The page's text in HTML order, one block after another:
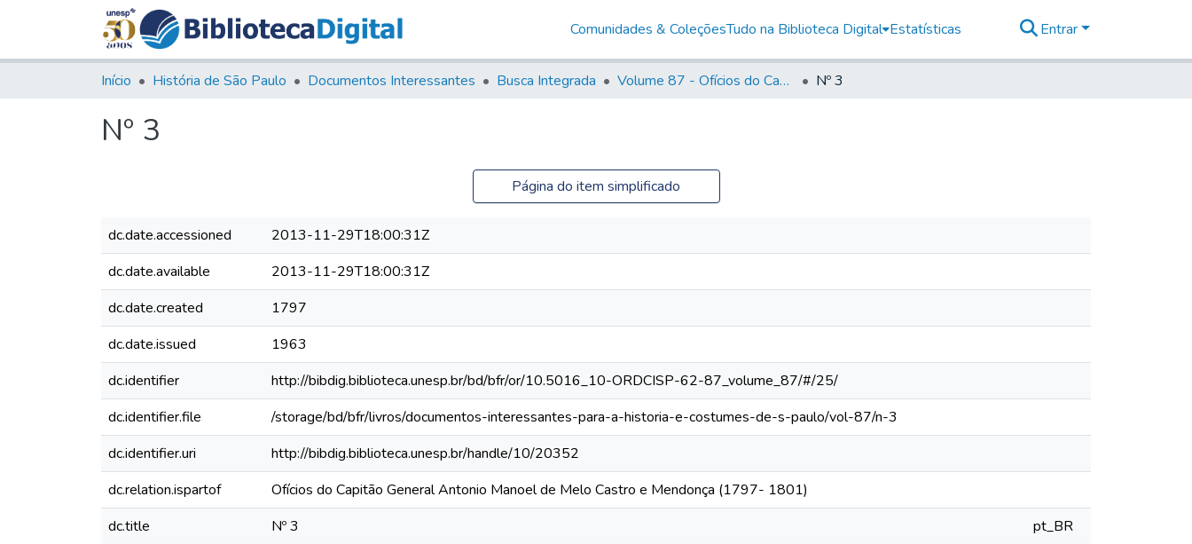
Comunidades & ColeçõesTudo na Biblioteca Digital Estatísticas Entrar
Início História de São Paulo Documentos Interessantes Busca Integrada Volume 87 - Ofícios do Capitão General Antonio Manoel de Melo Castro e Mendonça (1797- 1801) Nº 3
Nº 3
Página do item simplificado
dc.date.accessioned
2013-11-29T18:00:31Z
dc.date.available
2013-11-29T18:00:31Z
dc.date.created
1797
dc.date.issued
1963
dc.identifier
http://bibdig.biblioteca.unesp.br/bd/bfr/or/10.5016_10-ORDCISP-62-87_volume_87/#/25/
dc.identifier.file
/storage/bd/bfr/livros/documentos-interessantes-para-a-historia-e-costumes-de-s-paulo/vol-87/n-3
dc.identifier.uri
http://bibdig.biblioteca.unesp.br/handle/10/20352
dc.relation.ispartof
Ofícios do Capitão General Antonio Manoel de Melo Castro e Mendonça (1797- 1801)
dc.title
Nº 3
pt_BR